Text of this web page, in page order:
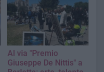
Al via "Premio
Giuseppe De Nittis" a